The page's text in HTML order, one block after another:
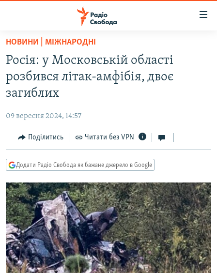
Перейти
основного
матеріалу
Перейти
до
основної
навігації
Перейти
до
пошуку
ВСЕ ЗА ДОБУ
СТАТТІ
ЕКОНОМІКА
СУСПІЛЬСТВО
УКРАЇНА
СВІТ
РОСІЙСЬКА «ФІЛЬТРАЦІЯ»
ДОНБАС.РЕАЛІЇ
ТИ ЯК?
СХЕМИ
КИТАЙ.ВИКЛИКИ
МУЛЬТИМЕДІА
ФОТО
СПЕЦПРОЄКТИ
НОВИНИ | МІЖНАРОДНІ
Росія: у Московській області
розбився літак-амфібія, двоє
загиблих
09 вересня 2024, 14:57
Поділитись Читати без VPN
Додати Радіо Свобода як бажане джерело в Google